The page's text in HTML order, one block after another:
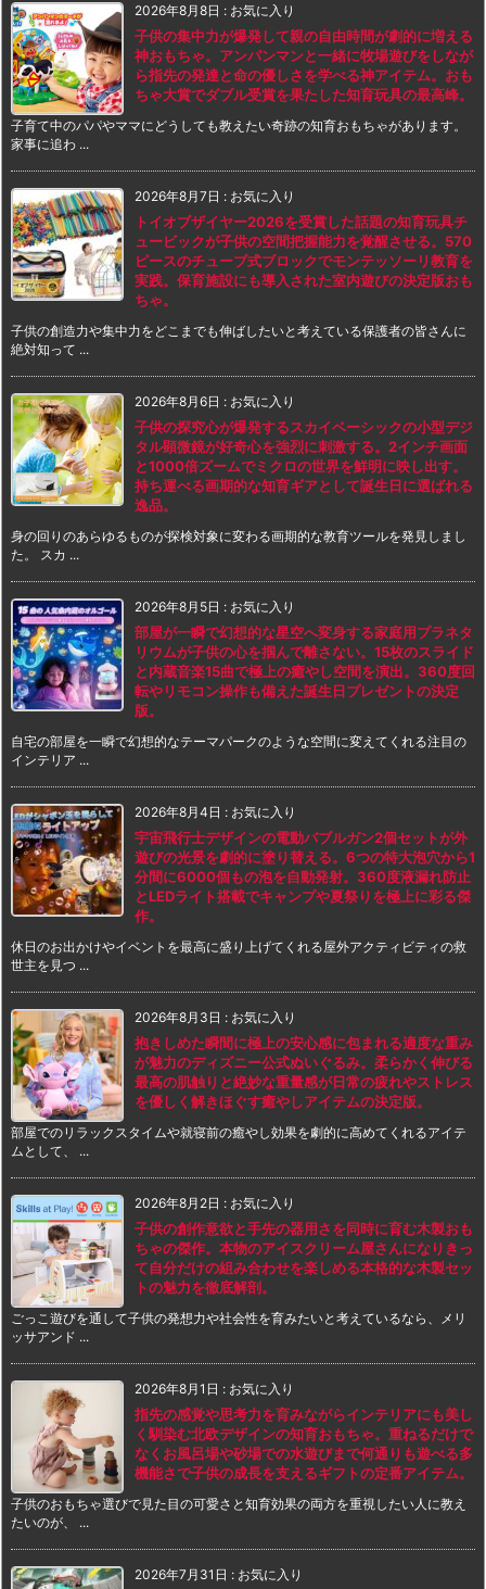
2026年8月8日 : お気に入り
子供の集中力が爆発して親の自由時間が劇的に増える
神おもちゃ。アンパンマンと一緒に牧場遊びをしなが
ら指先の発達と命の優しさを学べる神アイテム。おも
ちゃ大賞でダブル受賞を果たした知育玩具の最高峰。
子育て中のパパやママにどうしても教えたい奇跡の知育おもちゃがあります。
家事に追わ ...
2026年8月7日 : お気に入り
トイオブザイヤー2026を受賞した話題の知育玩具チ
ュービックが子供の空間把握能力を覚醒させる。570
ピースのチューブ式ブロックでモンテッソーリ教育を
実践。保育施設にも導入された室内遊びの決定版おも
ちゃ。
子供の創造力や集中力をどこまでも伸ばしたいと考えている保護者の皆さんに
絶対知って ...
2026年8月6日 : お気に入り
子供の探究心が爆発するスカイベーシックの小型デジ
タル顕微鏡が好奇心を強烈に刺激する。2インチ画面
と1000倍ズームでミクロの世界を鮮明に映し出す。
持ち運べる画期的な知育ギアとして誕生日に選ばれる
逸品。
身の回りのあらゆるものが探検対象に変わる画期的な教育ツールを発見しまし
た。 スカ ...
2026年8月5日 : お気に入り
部屋が一瞬で幻想的な星空へ変身する家庭用プラネタ
リウムが子供の心を掴んで離さない。15枚のスライド
と内蔵音楽15曲で極上の癒やし空間を演出。360度回
転やリモコン操作も備えた誕生日プレゼントの決定
版。
自宅の部屋を一瞬で幻想的なテーマパークのような空間に変えてくれる注目の
インテリア ...
2026年8月4日 : お気に入り
宇宙飛行士デザインの電動バブルガン2個セットが外
遊びの光景を劇的に塗り替える。6つの特大泡穴から1
分間に6000個もの泡を自動発射。360度液漏れ防止
とLEDライト搭載でキャンプや夏祭りを極上に彩る傑
作。
休日のお出かけやイベントを最高に盛り上げてくれる屋外アクティビティの救
世主を見つ ...
2026年8月3日 : お気に入り
抱きしめた瞬間に極上の安心感に包まれる適度な重み
が魅力のディズニー公式ぬいぐるみ。柔らかく伸びる
最高の肌触りと絶妙な重量感が日常の疲れやストレス
を優しく解きほぐす癒やしアイテムの決定版。
部屋でのリラックスタイムや就寝前の癒やし効果を劇的に高めてくれるアイテ
ムとして、 ...
2026年8月2日 : お気に入り
子供の創作意欲と手先の器用さを同時に育む木製おも
ちゃの傑作。本物のアイスクリーム屋さんになりきっ
て自分だけの組み合わせを楽しめる本格的な木製セッ
トの魅力を徹底解剖。
ごっこ遊びを通して子供の発想力や社会性を育みたいと考えているなら、メリ
ッサアンド ...
2026年8月1日 : お気に入り
指先の感覚や思考力を育みながらインテリアにも美し
く馴染む北欧デザインの知育おもちゃ。重ねるだけで
なくお風呂場や砂場での水遊びまで何通りも遊べる多
機能さで子供の成長を支えるギフトの定番アイテム。
子供のおもちゃ選びで見た目の可愛さと知育効果の両方を重視したい人に教え
たいのが、 ...
2026年7月31日 : お気に入り